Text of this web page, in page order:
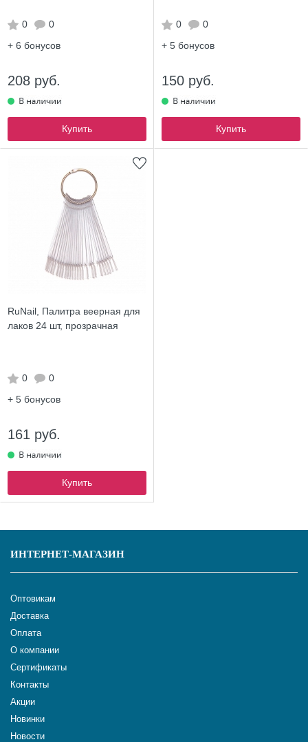
0
0
+ 6 бонусов
208 руб.
Купить
0
0
+ 5 бонусов
150 руб.
Купить
RuNail, Палитра веерная для
лаков 24 шт, прозрачная
0
0
+ 5 бонусов
161 руб.
Купить
ИНТЕРНЕТ-МАГАЗИН
Оптовикам
Доставка
Оплата
О компании
Сертификаты
Контакты
Акции
Новинки
Новости